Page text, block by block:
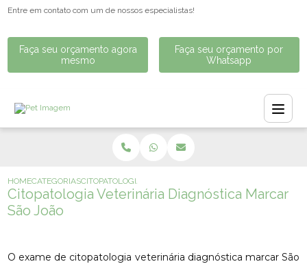
Entre em contato com um de nossos especialistas!
Faça seu orçamento agora
mesmo
Faça seu orçamento por
Whatsapp
HOMECATEGORIASCITOPATOLOGIA VETERINÁRIA DIAGNÓSTICA MARCAR
Citopatologia Veterinária Diagnóstica Marcar
São João
O exame de citopatologia veterinária diagnóstica marcar São